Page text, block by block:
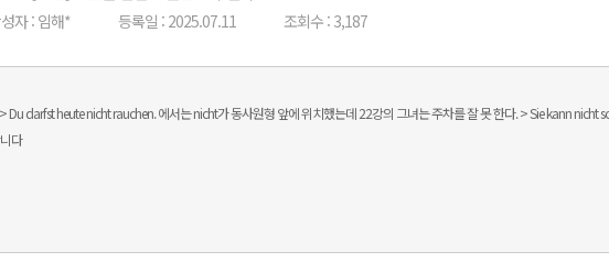
자 : 임해* 등록일 : 2025.07.11 조회수 : 3,187
darfst heute nicht rauchen. 에서는 nicht가 동사원형 앞에 위치했는데 22강의 그녀는 주차를 잘 못 한다. > Sie kann nicht
다